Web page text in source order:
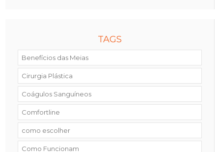
TAGS
Benefícios das Meias
Cirurgia Plástica
Coágulos Sanguíneos
Comfortline
como escolher
Como Funcionam